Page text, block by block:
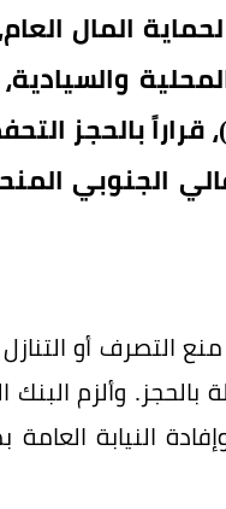
المال
قراراً بالحجز
الجنوبي
التصرف أو
بالحجز. وألزم
النيابة